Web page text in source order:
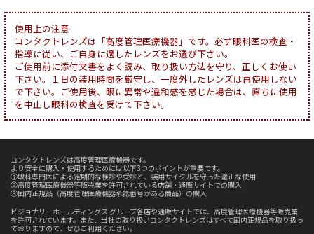
使用上の注意
コンタクトレンズは「高度管理医療機器」です。必ず眼科医の検査・
指導に従い、ご自身に適したレンズをお選び下さい。
ご使用前に添付文書をよく読み、取り扱い方法を守り、正しくお使い
下さい。１日の装用時間を厳守し、一度外したレンズは再使用しない
で下さい。ご使用後、眼に異常や違和感を感じた場合は、直ちに使用
を中止し眼科の検査を受けて下さい。
コンタクトレンズは高度管理医療機器です。
より安全に購入・使用するためには以下3つのポイントが重要です。
①眼科専門医による定期的な検診や受診と、装用サイクルを守った適正な使用
②高度管理医療機器等販売業を許可されている店舗・通販サイトでの購入
③国内正規品（高度管理医療機器承認番号がある商品）の購入
ビジョナリーホールディングス グループ各店や通販サイトでは、高度管理医療機器等販売業
を許可されています。また、当社の取り扱いコンタクトレンズはすべて国内正規品を取り扱っ
ておりますので、ぜひご利用ください。